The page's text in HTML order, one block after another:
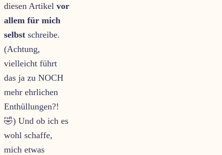
diesen Artikel vor
allem für mich
selbst schreibe.
(Achtung,
vielleicht führt
das ja zu NOCH
mehr ehrlichen
Enthüllungen?!
🤣) Und ob ich es
wohl schaffe,
mich etwas